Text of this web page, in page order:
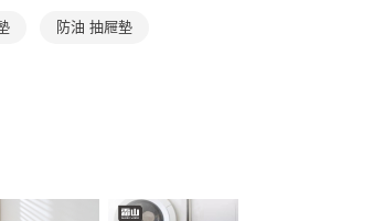
供個人資料，並將交易相關給付款項請
防油 抽屜墊